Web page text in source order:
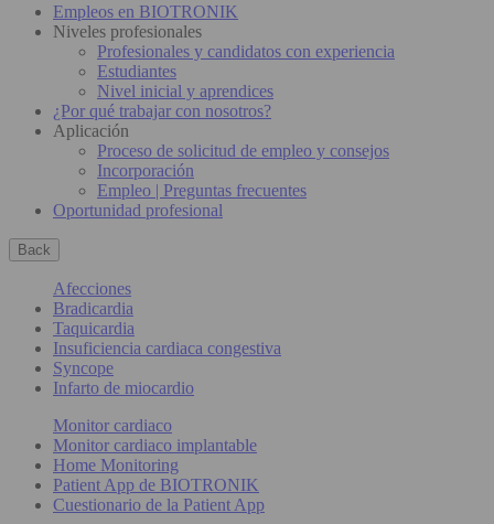
Empleos en BIOTRONIK
Niveles profesionales
Profesionales y candidatos con experiencia
Estudiantes
Nivel inicial y aprendices
¿Por qué trabajar con nosotros?
Aplicación
Proceso de solicitud de empleo y consejos
Incorporación
Empleo | Preguntas frecuentes
Oportunidad profesional
Back
Afecciones
Bradicardia
Taquicardia
Insuficiencia cardiaca congestiva
Syncope
Infarto de miocardio
Monitor cardiaco
Monitor cardiaco implantable
Home Monitoring
Patient App de BIOTRONIK
Cuestionario de la Patient App